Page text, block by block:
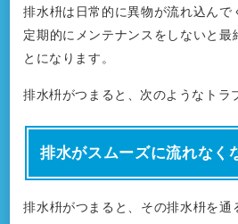
排水枡は日常的に異物が流れ込んで
定期的にメンテナンスをしないと最
とになります。
排水枡がつまると、次のようなトラ
排水がスムーズに流れなく
排水枡がつまると、その排水枡を通